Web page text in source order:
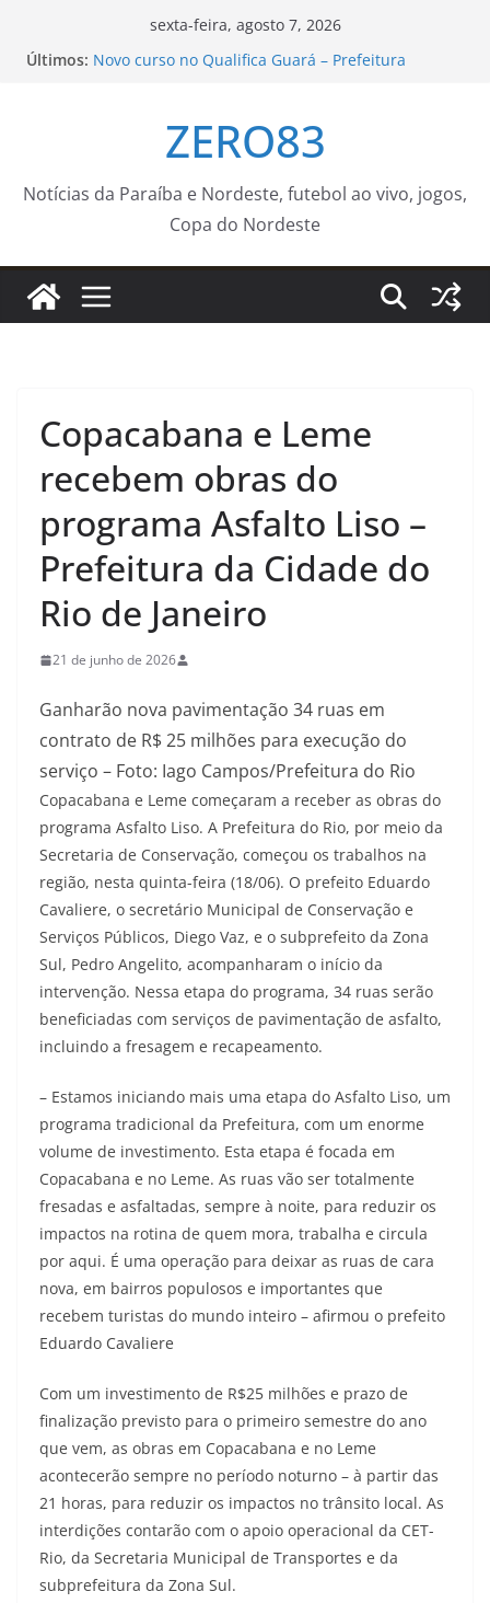
sexta-feira, agosto 7, 2026
Últimos: Novo curso no Qualifica Guará – Prefeitura
celebram aniversário de 372 anos de Sorocaba –
Agência de Notícias
avião da Voepass
IFSP debate políticas culturais e troca
experiências no Forcult Sudeste – IFSP
buraco e outros serviços de manutenção em 53
bairros
ZERO83
Notícias da Paraíba e Nordeste, futebol ao vivo, jogos,
Copa do Nordeste
Copacabana e Leme
recebem obras do
programa Asfalto Liso –
Prefeitura da Cidade do
Rio de Janeiro
21 de junho de 2026
Ganharão nova pavimentação 34 ruas em
contrato de R$ 25 milhões para execução do
serviço – Foto: Iago Campos/Prefeitura do Rio
Copacabana e Leme começaram a receber as obras do
programa Asfalto Liso. A Prefeitura do Rio, por meio da
Secretaria de Conservação, começou os trabalhos na
região, nesta quinta-feira (18/06). O prefeito Eduardo
Cavaliere, o secretário Municipal de Conservação e
Serviços Públicos, Diego Vaz, e o subprefeito da Zona
Sul, Pedro Angelito, acompanharam o início da
intervenção. Nessa etapa do programa, 34 ruas serão
beneficiadas com serviços de pavimentação de asfalto,
incluindo a fresagem e recapeamento.
– Estamos iniciando mais uma etapa do Asfalto Liso, um
programa tradicional da Prefeitura, com um enorme
volume de investimento. Esta etapa é focada em
Copacabana e no Leme. As ruas vão ser totalmente
fresadas e asfaltadas, sempre à noite, para reduzir os
impactos na rotina de quem mora, trabalha e circula
por aqui. É uma operação para deixar as ruas de cara
nova, em bairros populosos e importantes que
recebem turistas do mundo inteiro – afirmou o prefeito
Eduardo Cavaliere
Com um investimento de R$25 milhões e prazo de
finalização previsto para o primeiro semestre do ano
que vem, as obras em Copacabana e no Leme
acontecerão sempre no período noturno – à partir das
21 horas, para reduzir os impactos no trânsito local. As
interdições contarão com o apoio operacional da CET-
Rio, da Secretaria Municipal de Transportes e da
subprefeitura da Zona Sul.